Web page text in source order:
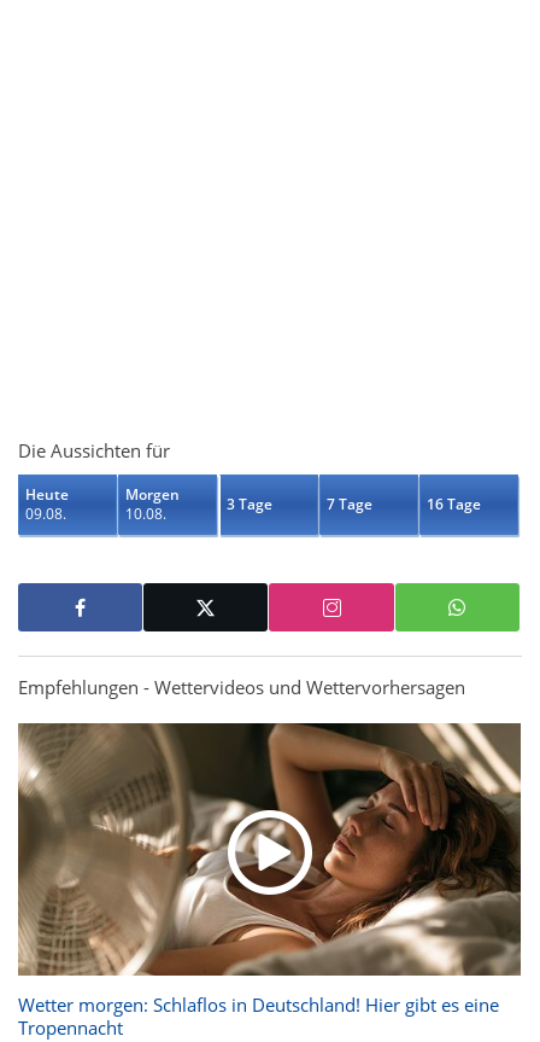
Die Aussichten für
Heute
09.08.
Morgen
10.08.
3 Tage 7 Tage 16 Tage
Empfehlungen - Wettervideos und Wettervorhersagen
Wetter morgen: Schlaflos in Deutschland! Hier gibt es eine
Tropennacht